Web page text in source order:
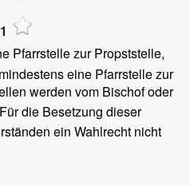
Pfarrstelle zur Propststelle,
eine Pfarrstelle zur
werden vom Bischof oder
Für die Besetzung dieser
ein Wahlrecht nicht